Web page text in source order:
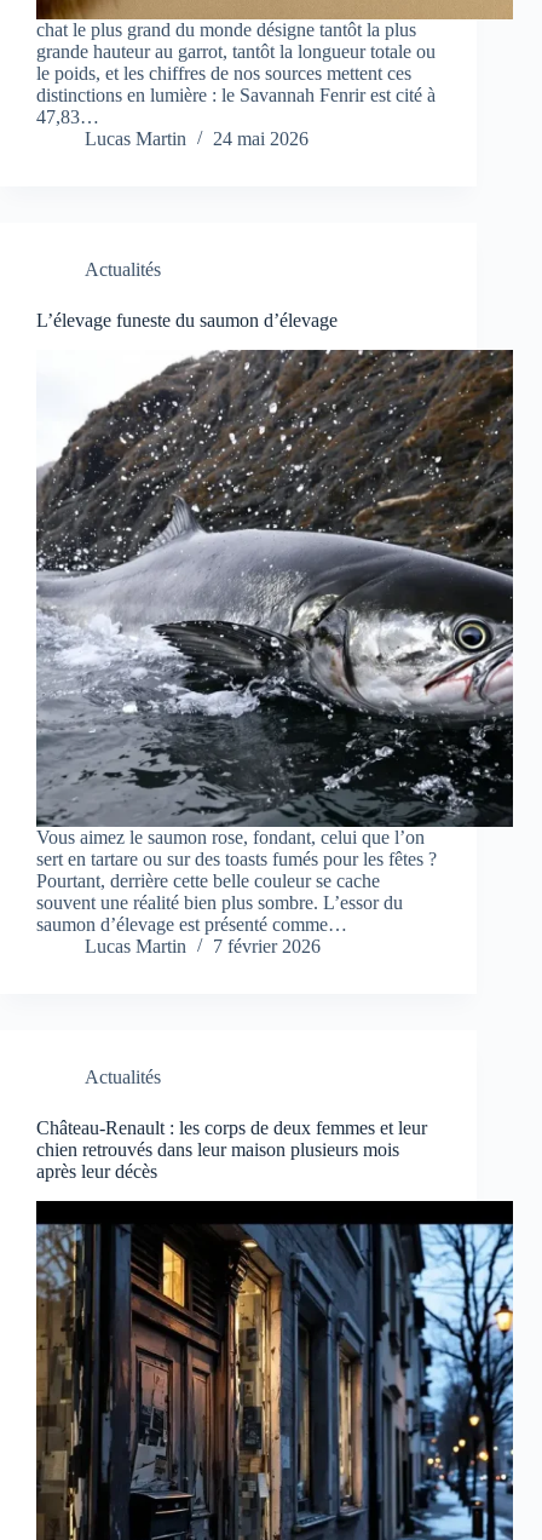
chat le plus grand du monde désigne tantôt la plus
grande hauteur au garrot, tantôt la longueur totale ou
le poids, et les chiffres de nos sources mettent ces
distinctions en lumière : le Savannah Fenrir est cité à
47,83…
Lucas Martin
24 mai 2026
Actualités
L’élevage funeste du saumon d’élevage
Vous aimez le saumon rose, fondant, celui que l’on
sert en tartare ou sur des toasts fumés pour les fêtes ?
Pourtant, derrière cette belle couleur se cache
souvent une réalité bien plus sombre. L’essor du
saumon d’élevage est présenté comme…
Lucas Martin
7 février 2026
Actualités
Château-Renault : les corps de deux femmes et leur
chien retrouvés dans leur maison plusieurs mois
après leur décès